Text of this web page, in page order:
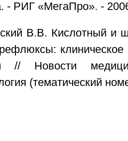
- РИГ «МегаПро». -
В.В. Кислотный и
клиническое
// Новости
(тематический